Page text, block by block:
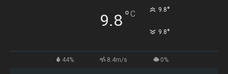
9.8°C 9.8°
9.8°
44% 8.4m/s 0%